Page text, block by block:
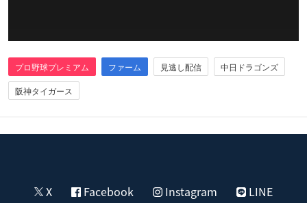
プロ野球プレミアム ファーム 見逃し配信
中日ドラゴンズ
阪神タイガース
X Facebook Instagram LINE